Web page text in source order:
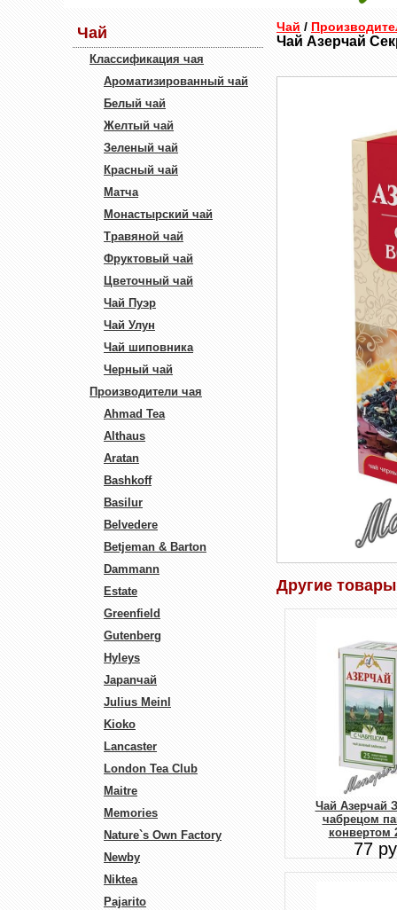
Чай
Классификация чая
Ароматизированный чай
Белый чай
Желтый чай
Зеленый чай
Красный чай
Матча
Монастырский чай
Травяной чай
Фруктовый чай
Цветочный чай
Чай Пуэр
Чай Улун
Чай шиповника
Черный чай
Производители чая
Ahmad Tea
Althaus
Aratan
Bashkoff
Basilur
Belvedere
Betjeman & Barton
Dammann
Estate
Greenfield
Gutenberg
Hyleys
Japanчай
Julius Meinl
Kioko
Lancaster
London Tea Club
Maitre
Memories
Nature`s Own Factory
Newby
Niktea
Pajarito
Чай /
Чай Азерчай
Другие
Чай Азерчай
чабрецом
конвертом
77